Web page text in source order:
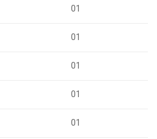
01
01
01
01
01